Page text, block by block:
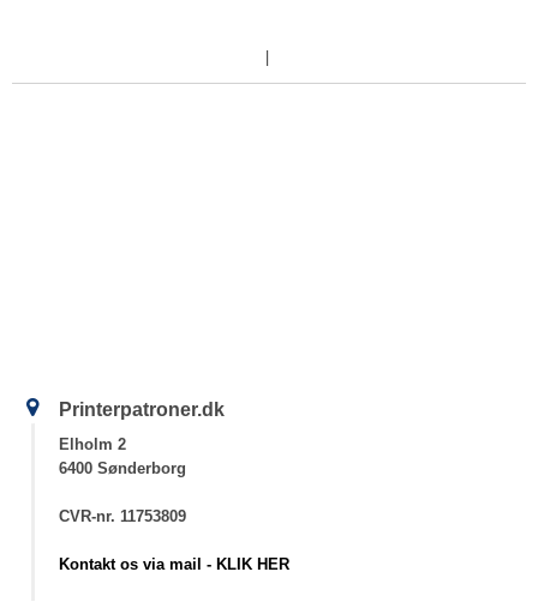
Printerpatroner.dk
Elholm 2
6400 Sønderborg
CVR-nr. 11753809
Kontakt os via mail - KLIK HER